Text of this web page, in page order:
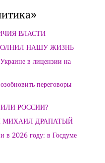
ВЛАСТИ
НАШУ ЖИЗНЬ
в лицензии на
переговоры
РОССИИ?
МИХАИЛ ДРАПАТЫЙ
в 2026 году: в Госдуме